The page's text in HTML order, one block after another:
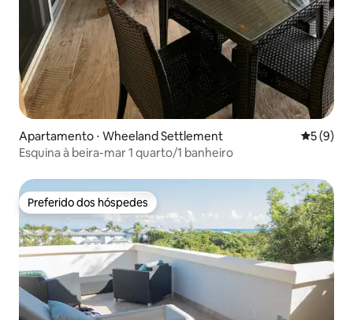
Apartamento ⋅ Wheeland Settlement 5 de
5 (9)
Esquina à beira-mar 1 quarto/1 banheiro
Preferido dos hóspedes
Preferido dos hóspedes